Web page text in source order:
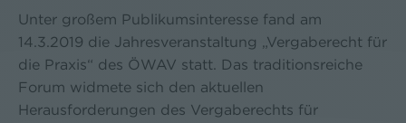
Unter großem Publikumsinteresse fand am
14.3.2019 die Jahresveranstaltung „Vergaberecht für
die Praxis“ des ÖWAV statt. Das traditionsreiche
Forum widmete sich den aktuellen
Herausforderungen des Vergaberechts für